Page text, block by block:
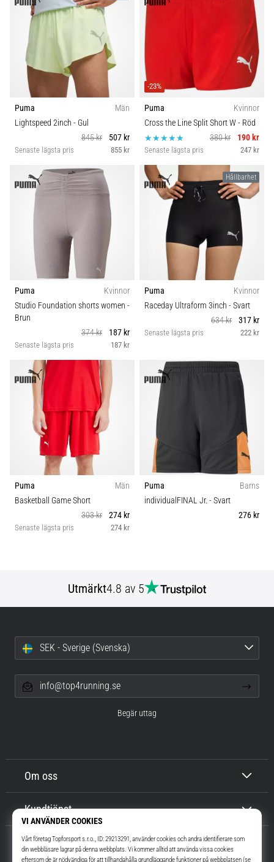
Puma
Män
Lightspeed 2inch - Gul
845 kr
507 kr
Senaste lägsta pris 855 kr
-23%
Puma
Kvinnor
Cross the Line Split Short W- Röd
380 kr
190 kr
Senaste lägsta pris 247 kr
Puma
Kvinnor
Studio Foundation shorts women -
Brun
374 kr
187 kr
Senaste lägsta pris 187 kr
Hållbarhet
Puma
Kvinnor
Raceday Ultraform 3inch - Svart
634 kr
317 kr
Senaste lägsta pris 222 kr
Puma
Män
Basketball Game Short
303 kr
274 kr
Senaste lägsta pris 274 kr
Puma
Barns
individualFINAL Jr. - Svart
276 kr
Utmärkt4.8 av 5
Om oss
Kundtjänst
SEK - Sverige (Svenska)
info@top4running.se
Begär uttag